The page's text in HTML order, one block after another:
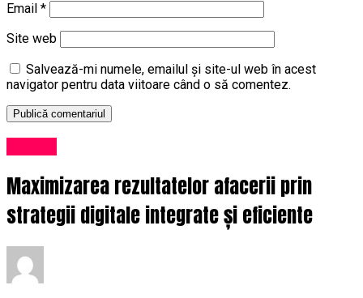
Email *
Site web
Salvează-mi numele, emailul și site-ul web în acest
navigator pentru data viitoare când o să comentez.
Maximizarea rezultatelor afacerii prin
strategii digitale integrate și eficiente